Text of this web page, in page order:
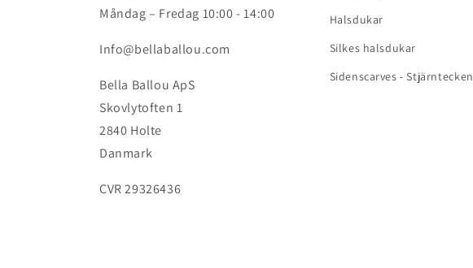
Måndag – Fredag 10:00 - 14:00
Info@bellaballou.com
Bella Ballou ApS
Skovlytoften 1
2840 Holte
Danmark
CVR 29326436
Halsdukar
Silkes halsdukar
Sidenscarves - Stjärntecken